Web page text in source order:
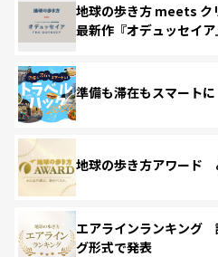
地球の歩き方 meets ク
最新作『オデュッセイア
準備も滞在もスマート
地球の歩き方アワード
エアラインランキング
グ形式で発表